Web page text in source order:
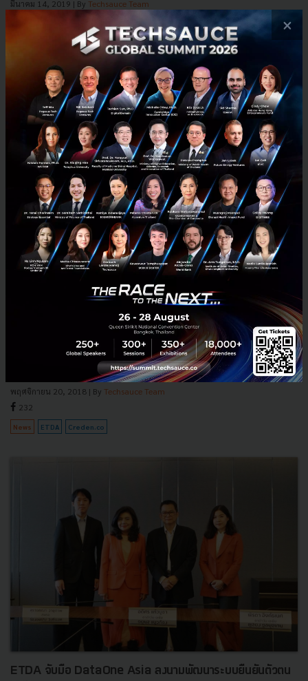
มีนาคม 14, 2019 | By Techsauce Team
ETDA jobsDB 10 อาชีพมาแรง
Creden จับมือ ETDA เปิดตัว eDocument และ eSignature
ให้บริการแบบ Freemium
Creden บริษัท Startup ไทย เปิดตัวบริการระบบสร้างเอกสาร
อิเล็กทรอนิกส์และลายเซ็นต์อิเล็กทรอนิกส์ (eDocument และ
eSignature) เพื่อใช้ในกระบวนการยืนยันตัวตนหรือ e-KYC รองรับการ
พฤศจิกายน 20, 2018 | By Techsauce Team
232
News ETDA Creden.co
ETDA จับมือ DataOne Asia ลงนามพัฒนาระบบยืนยันตัวตน
×